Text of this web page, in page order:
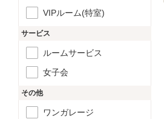
VIPルーム(特室)
サービス
ルームサービス
女子会
その他
ワンガレージ